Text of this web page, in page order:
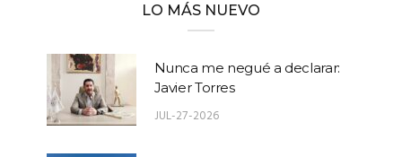
LO MÁS NUEVO
Nunca me negué a declarar:
Javier Torres
JUL-27-2026